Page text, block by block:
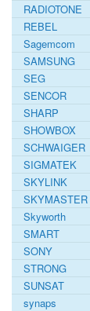
RADIOTONE
REBEL
Sagemcom
SAMSUNG
SEG
SENCOR
SHARP
SHOWBOX
SCHWAIGER
SIGMATEK
SKYLINK
SKYMASTER
Skyworth
SMART
SONY
STRONG
SUNSAT
synaps